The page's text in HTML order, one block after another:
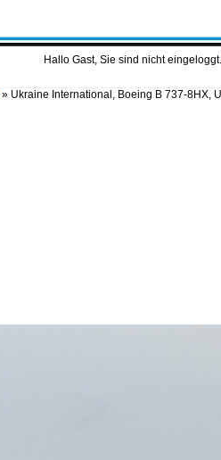
Hallo Gast, Sie sind nicht eingeloggt.
» Ukraine International, Boeing B 737-8HX,